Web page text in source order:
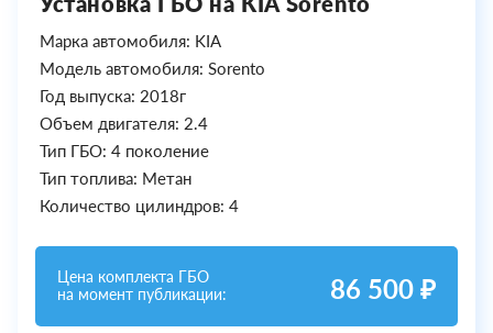
Марка автомобиля: KIA
Модель автомобиля: Sorento
Год выпуска: 2018г
Объем двигателя: 2.4
Тип ГБО: 4 поколение
Тип топлива: Метан
Количество цилиндров: 4
Цена комплекта ГБО
на момент публикации:
86 500 ₽